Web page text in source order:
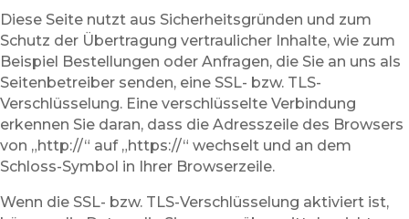
Diese Seite nutzt aus Sicherheitsgründen und zum
Schutz der Übertragung vertraulicher Inhalte, wie zum
Beispiel Bestellungen oder Anfragen, die Sie an uns als
Seitenbetreiber senden, eine SSL- bzw. TLS-
Verschlüsselung. Eine verschlüsselte Verbindung
erkennen Sie daran, dass die Adresszeile des Browsers
von „http://“ auf „https://“ wechselt und an dem
Schloss-Symbol in Ihrer Browserzeile.
Wenn die SSL- bzw. TLS-Verschlüsselung aktiviert ist,